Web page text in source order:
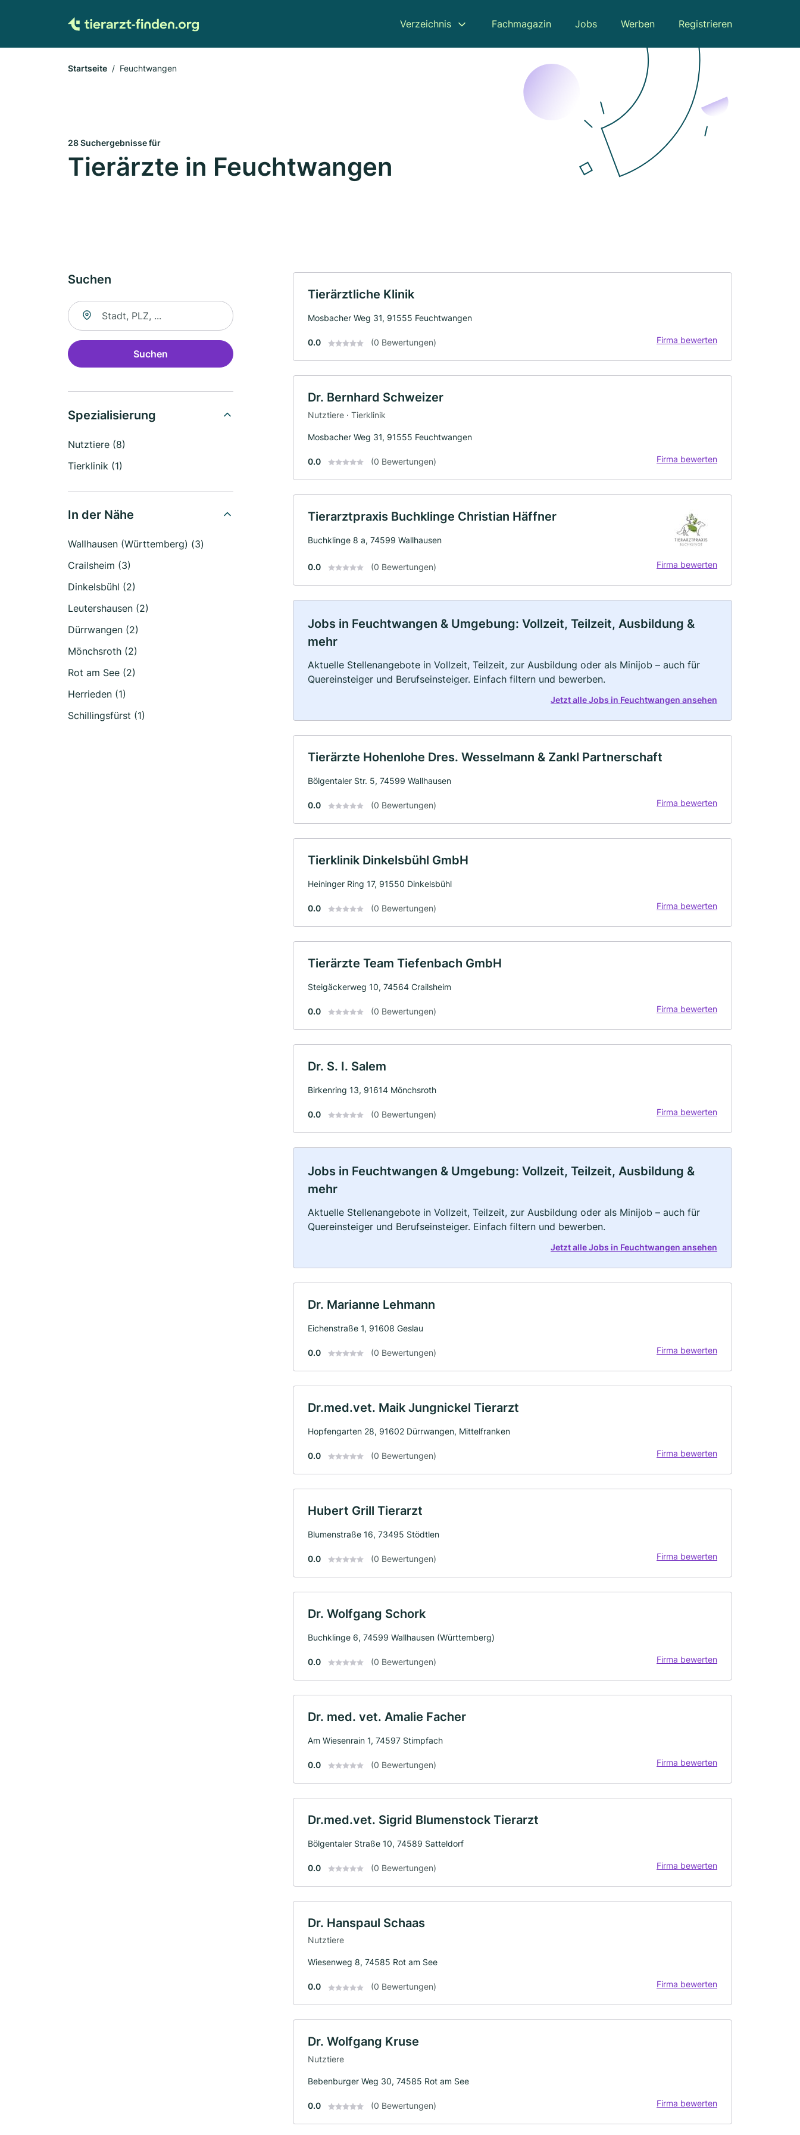
Verzeichnis Fachmagazin Jobs Werben Registrieren
Startseite Feuchtwangen
28 Suchergebnisse für
Tierärzte in Feuchtwangen
Suchen
Suche nach Ort
Suchen
Spezialisierung
Nutztiere (8)
Tierklinik (1)
In der Nähe
Wallhausen (Württemberg) (3)
Crailsheim (3)
Dinkelsbühl (2)
Leutershausen (2)
Dürrwangen (2)
Mönchsroth (2)
Rot am See (2)
Herrieden (1)
Schillingsfürst (1)
Tierärztliche Klinik
Mosbacher Weg 31, 91555 Feuchtwangen
0.0 (0 Bewertungen) Firma bewerten
Dr. Bernhard Schweizer
Nutztiere · Tierklinik
Mosbacher Weg 31, 91555 Feuchtwangen
0.0 (0 Bewertungen) Firma bewerten
Tierarztpraxis Buchklinge Christian Häffner
Buchklinge 8 a, 74599 Wallhausen
0.0 (0 Bewertungen) Firma bewerten
Jobs in Feuchtwangen & Umgebung: Vollzeit, Teilzeit, Ausbildung &
mehr
Aktuelle Stellenangebote in Vollzeit, Teilzeit, zur Ausbildung oder als Minijob – auch für
Quereinsteiger und Berufseinsteiger. Einfach filtern und bewerben.
Jetzt alle Jobs in Feuchtwangen ansehen
Tierärzte Hohenlohe Dres. Wesselmann & Zankl Partnerschaft
Bölgentaler Str. 5, 74599 Wallhausen
0.0 (0 Bewertungen) Firma bewerten
Tierklinik Dinkelsbühl GmbH
Heininger Ring 17, 91550 Dinkelsbühl
0.0 (0 Bewertungen) Firma bewerten
Tierärzte Team Tiefenbach GmbH
Steigäckerweg 10, 74564 Crailsheim
0.0 (0 Bewertungen) Firma bewerten
Dr. S. I. Salem
Birkenring 13, 91614 Mönchsroth
0.0 (0 Bewertungen) Firma bewerten
Jobs in Feuchtwangen & Umgebung: Vollzeit, Teilzeit, Ausbildung &
mehr
Aktuelle Stellenangebote in Vollzeit, Teilzeit, zur Ausbildung oder als Minijob – auch für
Quereinsteiger und Berufseinsteiger. Einfach filtern und bewerben.
Jetzt alle Jobs in Feuchtwangen ansehen
Dr. Marianne Lehmann
Eichenstraße 1, 91608 Geslau
0.0 (0 Bewertungen) Firma bewerten
Dr.med.vet. Maik Jungnickel Tierarzt
Hopfengarten 28, 91602 Dürrwangen, Mittelfranken
0.0 (0 Bewertungen) Firma bewerten
Hubert Grill Tierarzt
Blumenstraße 16, 73495 Stödtlen
0.0 (0 Bewertungen) Firma bewerten
Dr. Wolfgang Schork
Buchklinge 6, 74599 Wallhausen (Württemberg)
0.0 (0 Bewertungen) Firma bewerten
Dr. med. vet. Amalie Facher
Am Wiesenrain 1, 74597 Stimpfach
0.0 (0 Bewertungen) Firma bewerten
Dr.med.vet. Sigrid Blumenstock Tierarzt
Bölgentaler Straße 10, 74589 Satteldorf
0.0 (0 Bewertungen) Firma bewerten
Dr. Hanspaul Schaas
Nutztiere
Wiesenweg 8, 74585 Rot am See
0.0 (0 Bewertungen) Firma bewerten
Dr. Wolfgang Kruse
Nutztiere
Bebenburger Weg 30, 74585 Rot am See
0.0 (0 Bewertungen) Firma bewerten